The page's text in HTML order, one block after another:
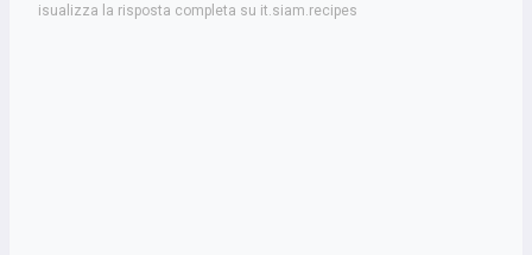
isualizza la risposta completa su it.siam.recipes